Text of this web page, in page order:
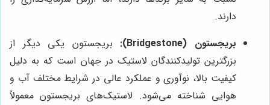
دارند.
بریجستون (Bridgestone):
بریجستون یکی دیگر از
بزرگترین تولیدکنندگان لاستیک در جهان است که به دلیل
کیفیت بالا، نوآوری و عملکرد عالی در شرایط مختلف آب و
هوایی شناخته می‌شود. لاستیک‌های بریجستون معمولاً